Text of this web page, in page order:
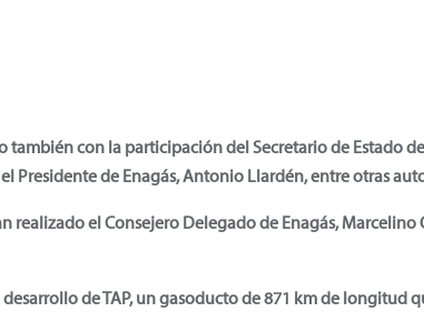
también con la participación del Secretario de Estado
Presidente de Enagás, Antonio Llardén, entre otras
realizado el Consejero Delegado de Enagás, Marcelino
de TAP, un gasoducto de 871 km de longitud